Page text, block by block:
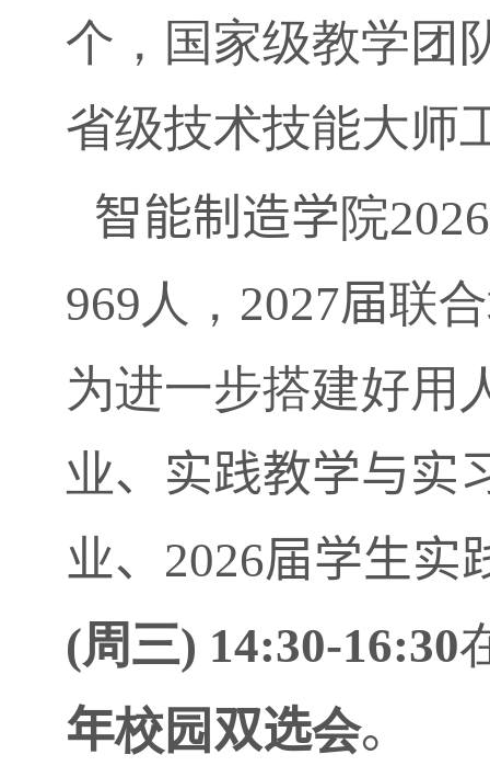
个，国家级教学团
省级技术技能大师
智能制造学院2026
969 人， 2027届联
为进一步搭建好用
业、 实践教学与实
业、 2026届学生实
(周三) 14:30-16:30
年校园 双选会。